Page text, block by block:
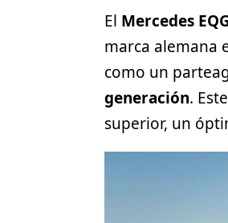
El Mercedes
marca alemana
como un
generación.
superior, un